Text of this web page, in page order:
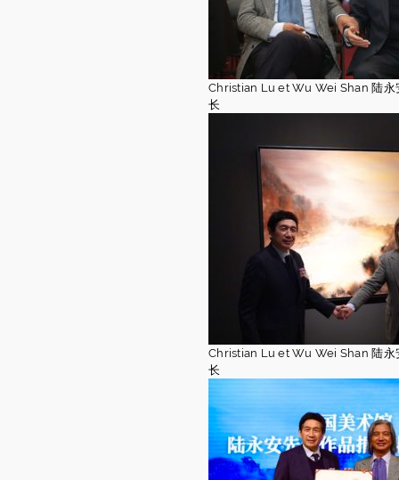
Christian Lu et Wu Wei Shan 陆永
长
Christian Lu et Wu Wei Shan 陆永
长